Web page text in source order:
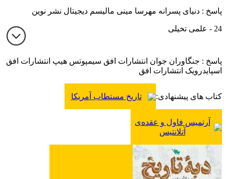
پاسخ : دنیای پسرانه مهرسا مینی مالیسم دیجیتال نشر نوین
24 - علمی تخیلی
پاسخ : جنگاوران جوان انتشارات افق سیمپوتس هیپ انتشارات افق
اسپایدرویک انتشارات افق
کتاب های پیشنهادی: تاریخ مستطاب آمریکا
آرتمیس فاول و عقده‌ی
آتلانتیس